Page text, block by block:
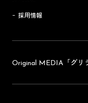
採用情報
Original MEDIA 「グ